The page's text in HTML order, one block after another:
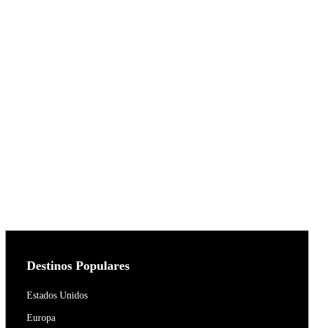
Destinos Populares
Estados Unidos
Europa